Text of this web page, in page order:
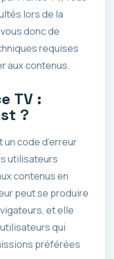
lors de la
donc de
requises
aux contenus.
TV :
?
un code d’erreur
utilisateurs
contenus en
peut se produire
et elle
qui
préférées